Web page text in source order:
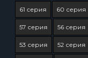
61 серия 60 серия
57 серия 56 серия
53 серия 52 серия